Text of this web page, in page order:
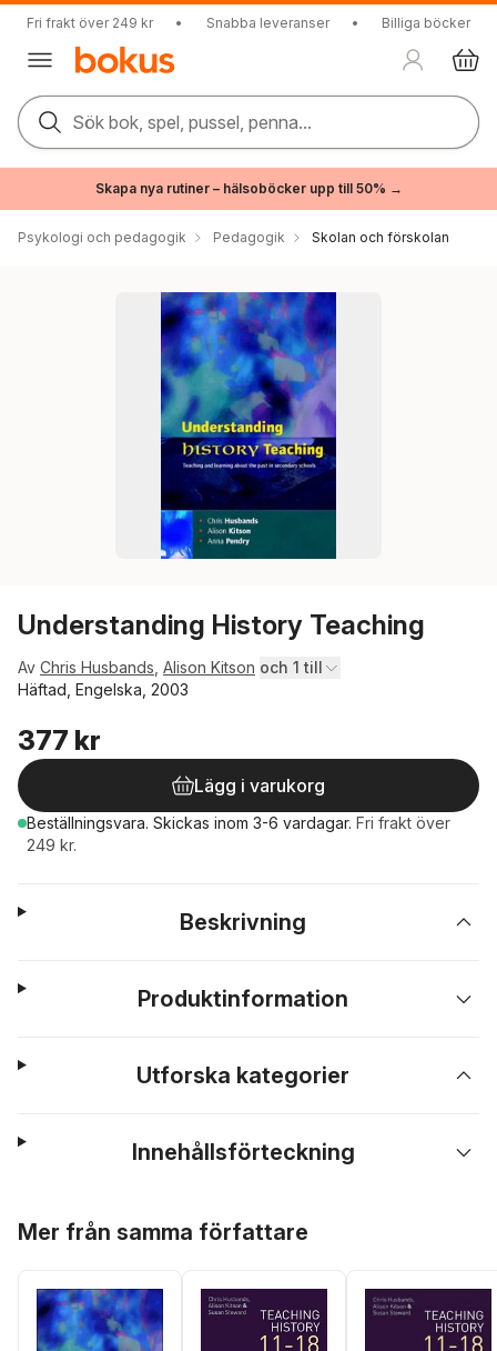
Fri frakt över 249 kr • Snabba leveranser • Billiga böcker
Sök bok, spel, pussel, penna...
Skapa nya rutiner – hälsoböcker upp till 50% →
Psykologi och pedagogik Pedagogik Skolan och förskolan
Understanding History Teaching
Av Chris Husbands Alison Kitson och 1 till
Häftad, Engelska, 2003
377 kr
Lägg i varukorg
Beställningsvara. Skickas inom 3-6 vardagar. Fri frakt över
249 kr.
Beskrivning
Produktinformation
Utforska kategorier
Innehållsförteckning
Mer från samma författare